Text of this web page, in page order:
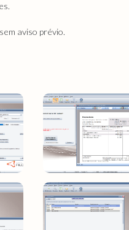
aviso prévio.